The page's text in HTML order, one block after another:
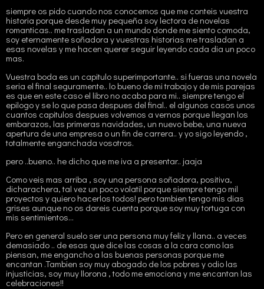
siempre os pido cuando nos conocemos que me conteis vuestra
historia porque desde muy pequeña soy lectora de novelas
romanticas.. me trasladan a un mundo donde me siento comoda,
soy eternamente soñadora y vuestras historias me trasladan a
esas novelas y me hacen querer seguir leyendo cada dia un poco
mas.
Vuestra boda es un capitulo superimportante.. si fueras una novela
seria el final seguramente.. lo bueno de mi trabajo y de mis parejas
es que en este caso el libro no acaba para mi.. siempre tengo el
epilogo y se lo que pasa despues del final.. el algunos casos unos
cuantos capitulos despues volvemos a vernos porque llegan los
embarazos, las primeras navidades, un nuevo bebe, una nueva
apertura de una empresa o un fin de carrera.. y yo sigo leyendo ,
totalmente enganchada vosotros.
pero ..bueno.. he dicho que me iva a presentar.. jaaja
Como veis mas arriba , soy una persona soñadora, positiva,
dicharachera, tal vez un poco volatil porque siempre tengo mil
proyectos y quiero hacerlos todos! pero tambien tengo mis dias
grises aunque no os dareis cuenta porque soy muy tortuga con
mis sentimientos...
Pero en general suelo ser una persona muy feliz y llana.. a veces
demasiado .. de esas que dice las cosas a la cara como las
piensan, me engancho a las buenas personas porque me
encantan .Tambien soy muy abogado de los pobres y odio las
injusticias, soy muy llorona , todo me emociona y me encantan las
celebraciones!!